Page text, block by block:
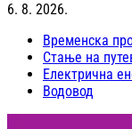
6. 8. 2026.
Временска
Стање на
Електрична
Водовод